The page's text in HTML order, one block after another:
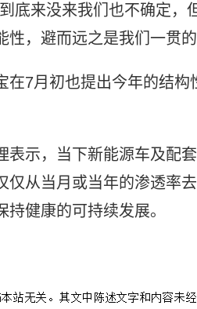
底来没来我们也不确定，
，避而远之是我们一贯
在7月初也提出今年的结
表示，当下新能源车及配
从当月或当年的渗透率
健康的可持续发展。